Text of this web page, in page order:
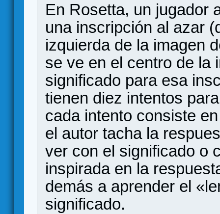
En Rosetta, un jugador
una inscripción al azar
izquierda de la imagen
se ve en el centro de la
significado para esa
tienen diez intentos
cada intento consiste
el autor tacha la
ver con el significado o
inspirada en la
demás a aprender el
significado.